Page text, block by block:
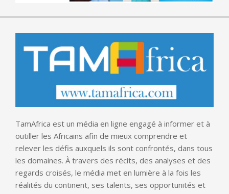
TamAfrica est un média en ligne engagé à informer et à
outiller les Africains afin de mieux comprendre et
relever les défis auxquels ils sont confrontés, dans tous
les domaines. À travers des récits, des analyses et des
regards croisés, le média met en lumière à la fois les
réalités du continent, ses talents, ses opportunités et